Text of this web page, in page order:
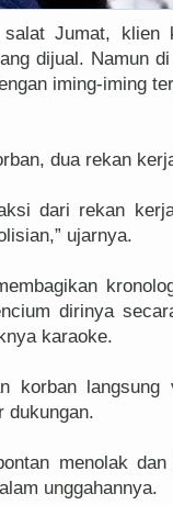
salat Jumat,
dijual. Namun
iming-iming
dua rekan
dari rekan
ujarnya.
dirinya
karaoke.
korban
dukungan.
menolak
unggahannya.